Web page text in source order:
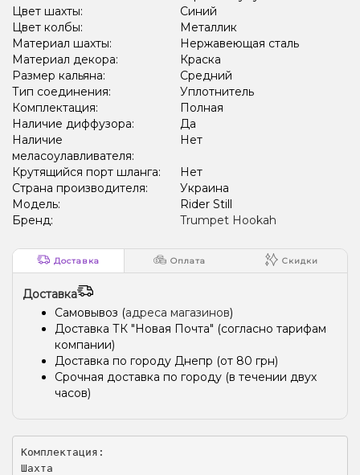
Цвет шахты:
Синий
Цвет колбы:
Металлик
Материал шахты:
Нержавеющая сталь
Материал декора:
Краска
Размер кальяна:
Средний
Тип соединения:
Уплотнитель
Комплектация:
Полная
Наличие диффузора:
Да
Наличие
меласоулавливателя:
Нет
Крутящийся порт шланга:
Нет
Страна производителя:
Украина
Модель:
Rider Still
Бренд:
Trumpet Hookah
Доставка Оплата Скидки
Доставка
Самовывоз (адреса магазинов)
Доставка ТК "Новая Почта" (согласно тарифам
компании)
Доставка по городу Днепр (от 80 грн)
Срочная доставка по городу (в течении двух
часов)
Комплектация:
Шахта